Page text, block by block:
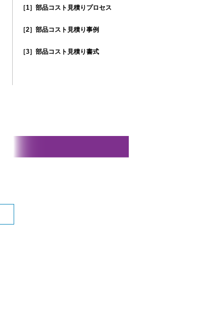
［1］部品コスト見積りプロセス
［2］部品コスト見積り事例
［3］部品コスト見積り書式